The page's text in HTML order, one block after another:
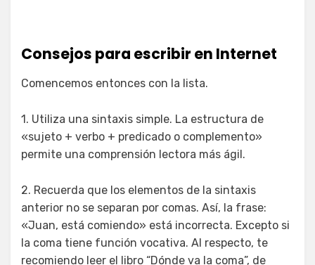
Consejos para escribir en Internet
Comencemos entonces con la lista.
1. Utiliza una sintaxis simple. La estructura de
«sujeto + verbo + predicado o complemento»
permite una comprensión lectora más ágil.
2. Recuerda que los elementos de la sintaxis
anterior no se separan por comas. Así, la frase:
«Juan, está comiendo» está incorrecta. Excepto si
la coma tiene función vocativa. Al respecto, te
recomiendo leer el libro “Dónde va la coma”, de